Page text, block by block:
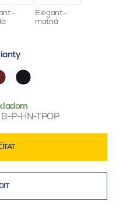
-
Elegant -
matná
B-P-HN-TPOP